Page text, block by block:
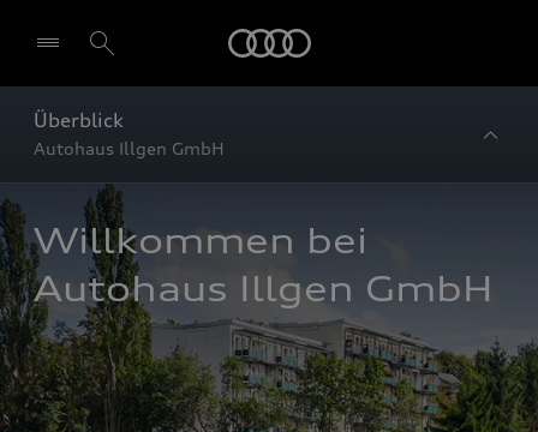
Überblick
Autohaus Illgen GmbH
Willkommen bei
Autohaus Illgen GmbH